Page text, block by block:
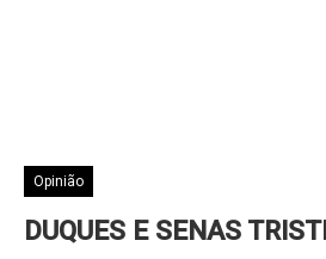
Opinião
DUQUES E SENAS